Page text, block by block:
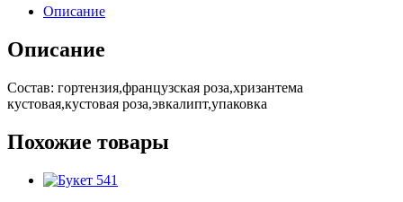
Описание
Описание
Состав: гортензия,французская роза,хризантема
кустовая,кустовая роза,эвкалипт,упаковка
Похожие товары